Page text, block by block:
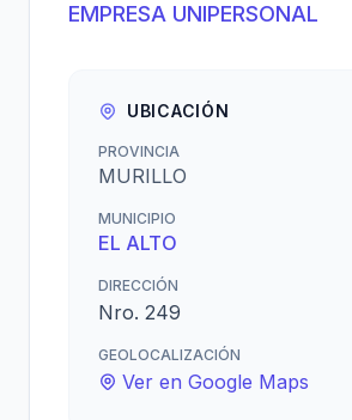
EMPRESA UNIPERSONAL
UBICACIÓN
PROVINCIA
MURILLO
MUNICIPIO
EL ALTO
DIRECCIÓN
Nro. 249
GEOLOCALIZACIÓN
Ver en Google Maps